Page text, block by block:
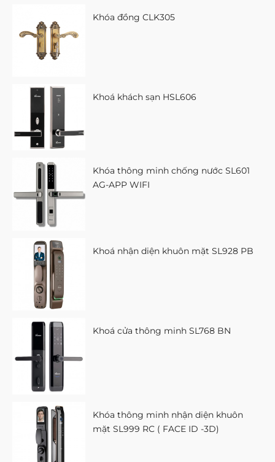
Khóa đồng CLK305
Khoá khách sạn HSL606
Khóa thông minh chống nước SL601
AG-APP WIFI
Khoá nhận diện khuôn mặt SL928 PB
Khoá cửa thông minh SL768 BN
Khóa thông minh nhận diện khuôn
mặt SL999 RC ( FACE ID -3D)